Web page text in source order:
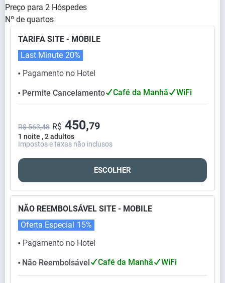
Preço para 2 Hóspedes
Nº de quartos
TARIFA SITE - MOBILE
⬤ Pagamento no Hotel
Last Minute 20%
⬤ Permite Cancelamento Café da Manhã WiFi
1 noite , 2 adultos
R$ 563,48 R$ 450,79
Impostos e taxas não inclusos
ESCOLHER
NÃO REEMBOLSÁVEL SITE - MOBILE
⬤ Pagamento no Hotel
Oferta Especial 15%
⬤ Não Reembolsável Café da Manhã WiFi